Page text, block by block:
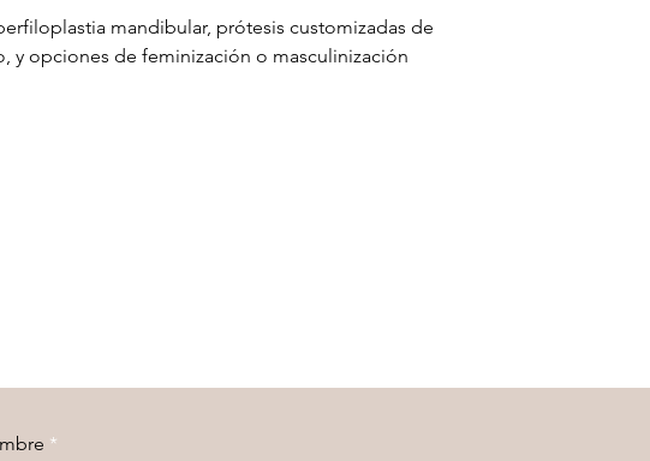
mandibular, prótesis customizadas de
y opciones de feminización o masculinización